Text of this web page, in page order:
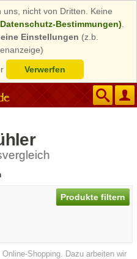
nicht von Dritten. Keine
Bestimmungen)
Einstellungen (z.b.
Verwerfen
Produkte filtern
Shopping. Dazu arbeiten wir